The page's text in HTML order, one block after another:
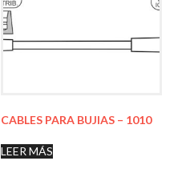
CABLES PARA BUJIAS – 1010
LEER MÁS